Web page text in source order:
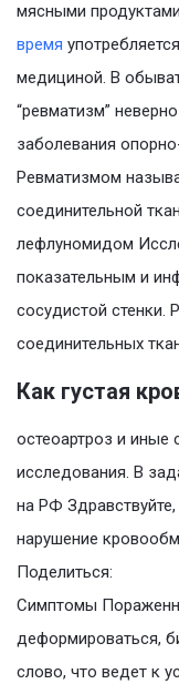
мясными
время
медициной. В
“ревматизм”
заболевания
Ревматизмом
соединительной
лефлуномидом
показательным и
сосудистой стенки.
соединительных
Как густая
остеоартроз и иные
исследования. В
на РФ
нарушение
Поделиться:
Симптомы
деформироваться,
слово, что ведет к